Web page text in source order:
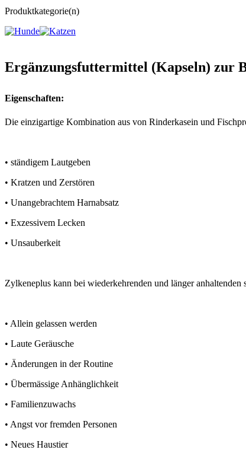
Produktkategorie(n)
Ergänzungsfuttermittel (Kapseln) zur
Eigenschaften:
Die einzigartige Kombination aus von Rinderkasein und
• ständigem Lautgeben
• Kratzen und Zerstören
• Unangebrachtem Harnabsatz
• Exzessivem Lecken
• Unsauberkeit
Zylkeneplus kann bei wiederkehrenden und länger anhaltenden
• Allein gelassen werden
• Laute Geräusche
• Änderungen in der Routine
• Übermässige Anhänglichkeit
• Familienzuwachs
• Angst vor fremden Personen
• Neues Haustier